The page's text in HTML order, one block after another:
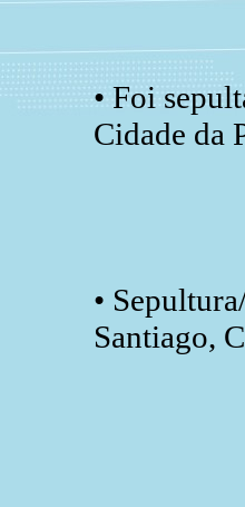
• Foi
Cidade da
•
Santiago,